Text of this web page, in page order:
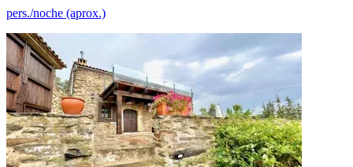
pers./noche (aprox.)